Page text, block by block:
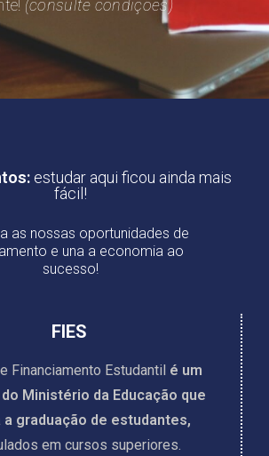
(consulte condições)
estudar aqui ficou ainda mais
fácil!
as nossas oportunidades de
e una a economia ao
sucesso!
FIES
Financiamento Estudantil é um
Ministério da Educação que
a graduação de estudantes,
em cursos superiores.